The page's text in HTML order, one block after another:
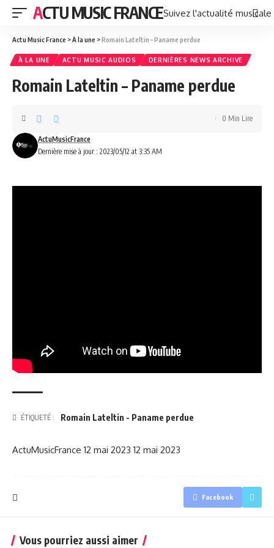
ACTU MUSIC FRANCESuivez l'actualité
Actu Music France >À la une >Romain Lateltin – Paname perdue
À LA UNE ACTU MUSIC AUDIOS DERNIÈRES NEWS ARCHIVE
Romain Lateltin – Paname perdue
Dernière mise à jour : 2023/05/12 at 3:35 AM
ActuMusicFrance
0 Min Lire
ÉTIQUETÉ : Romain Lateltin - Paname perdue
ActuMusicFrance 12 mai 2023 12 mai 2023
Facebook
Vous pourriez aussi aimer